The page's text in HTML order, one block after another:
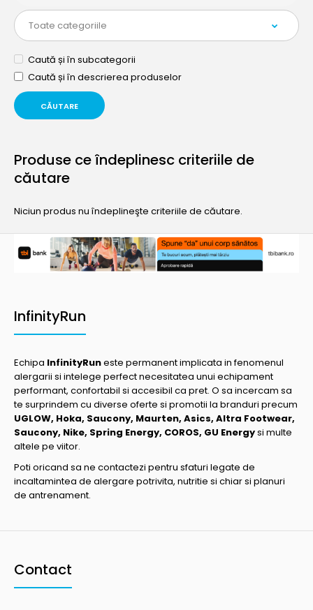
Caută și în subcategorii
Caută și în descrierea produselor
Produse ce îndeplinesc criteriile de
căutare
Niciun produs nu îndeplineşte criteriile de căutare.
InfinityRun
Echipa InfinityRuneste permanent implicata in fenomenul
alergarii si intelege perfect necesitatea unui echipament
performant, confortabil si accesibil ca pret. O sa incercam sa
te surprindem cu diverse oferte si promotii la branduri precum
UGLOW, Hoka, Saucony, Maurten, Asics, Altra Footwear,
Saucony, Nike, Spring Energy, COROS, GU Energysi multe
altele pe viitor.
Poti oricand sa ne contactezi pentru sfaturi legate de
incaltamintea de alergare potrivita, nutritie si chiar si planuri
de antrenament.
Contact